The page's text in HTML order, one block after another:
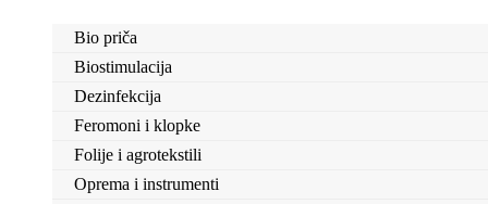
Bio priča
Biostimulacija
Dezinfekcija
Feromoni i klopke
Folije i agrotekstili
Oprema i instrumenti